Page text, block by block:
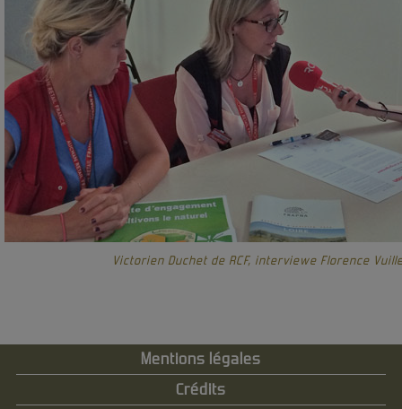
Victorien Duchet de RCF, interviewe Florence
Mentions légales
Crédits